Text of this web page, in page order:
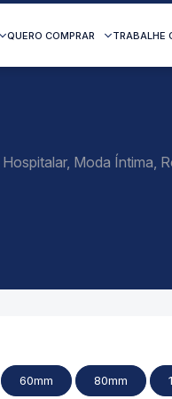
QUERO COMPRAR TRABALHE
Moda Íntima,
60mm 80mm